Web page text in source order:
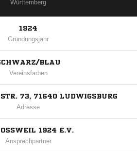
Württemberg
1924
Gründungsjahr
BLAU
Vereinsfarben
73, 71640 LUDWIGSBURG
Adresse
1924 E.V.
Ansprechpartner